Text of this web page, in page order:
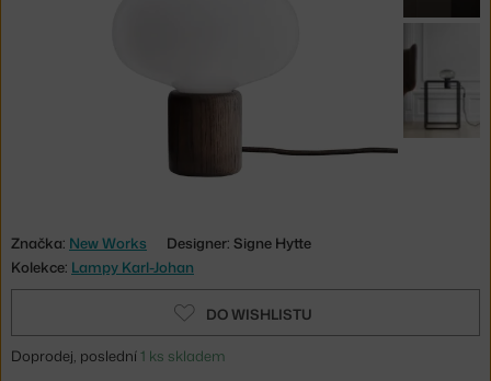
Značka: New Works
Designer: Signe Hytte
Kolekce: Lampy Karl-Johan
DO WISHLISTU
Doprodej, poslední1 ks skladem